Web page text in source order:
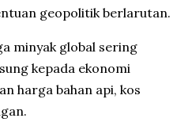
geopolitik berlarutan.
minyak global sering
kepada ekonomi
harga bahan api, kos